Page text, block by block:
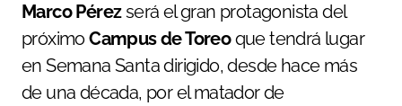
Marco Pérezserá el gran protagonista del
próximoCampus de Toreoque tendrá lugar
en Semana Santa dirigido, desde hace más
de una década, por el matador de